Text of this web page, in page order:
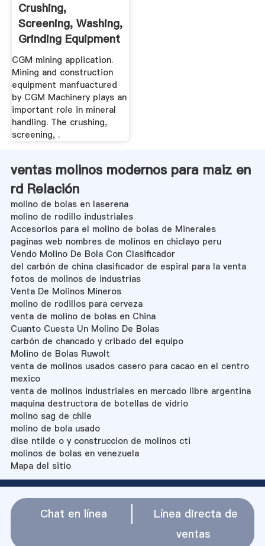
Crushing,
Screening, Washing,
Grinding Equipment
.
CGM mining application.
Mining and construction
equipment manfuactured
by CGM Machinery plays an
important role in mineral
handling. The crushing,
screening, .
ventas molinos modernos para maiz en
rd Relación
molino de bolas en laserena
molino de rodillo industriales
Accesorios para el molino de bolas de Minerales
paginas web nombres de molinos en chiclayo peru
Vendo Molino De Bola Con Clasificador
del carbón de china clasificador de espiral para la venta
fotos de molinos de industrias
Venta De Molinos Mineros
molino de rodillos para cerveza
venta de molino de bolas en China
Cuanto Cuesta Un Molino De Bolas
carbón de chancado y cribado del equipo
Molino de Bolas Ruwolt
venta de molinos usados casero para cacao en el centro
mexico
venta de molinos industriales en mercado libre argentina
maquina destructora de botellas de vidrio
molino sag de chile
molino de bola usado
dise ntilde o y construccion de molinos cti
molinos de bolas en venezuela
Mapa del sitio
Chat en línea
Línea directa de
ventas